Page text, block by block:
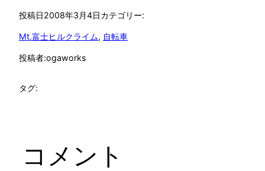
投稿日2008年3月4日カテゴリー:
Mt.富士ヒルクライム, 自転車
投稿者:ogaworks
タグ:
コメント